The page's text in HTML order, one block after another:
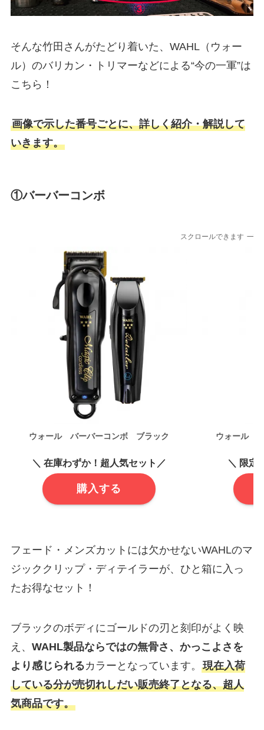
そんな竹田さんがたどり着いた、WAHL（ウォー
ル）のバリカン・トリマーなどによる“今の一軍”は
こちら！
画像で示した番号ごとに、詳しく紹介・解説して
いきます。
①バーバーコンボ
スクロールできます
ウォール バーバーコンボ ブラック
＼ 在庫わずか！超人気セット／
購入する
ウォール
＼ 限定
フェード・メンズカットには欠かせないWAHLのマ
ジッククリップ・ディテイラーが、ひと箱に入っ
たお得なセット！
ブラックのボディにゴールドの刃と刻印がよく映
え、 WAHL製品ならではの無骨さ、かっこよさを
より感じられるカラーとなっています。 現在入荷
している分が売切れしだい販売終了となる、超人
気商品です。